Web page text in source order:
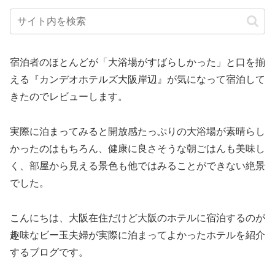
宿泊者のほとんどが「大浴場がすばらしかった」と口を揃
える『カンデオホテルズ大阪岸辺』が気になって宿泊して
きたのでレビューします。
実際に泊まってみると開放感たっぷりの大浴場が素晴らし
かったのはもちろん、健康に良さそうな朝ごはんも美味し
く、部屋から見える景色も他ではみることができない絶景
でした。
こんにちは、大阪在住だけど大阪のホテルに宿泊するのが
趣味なビー玉夫婦が実際に泊まってよかったホテルを紹介
するブログです。